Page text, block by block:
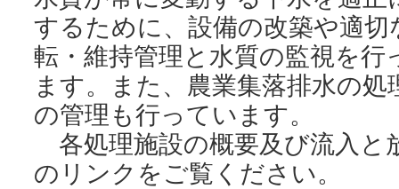
するために、設備の改築や適切
転・維持管理と水質の監視を行
ます。また、農業集落排水の処
の管理も行っています。
各処理施設の概要及び流入と
のリンクをご覧ください。